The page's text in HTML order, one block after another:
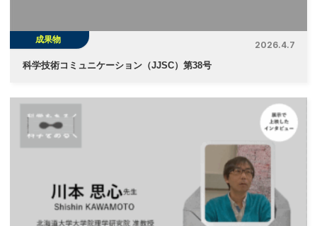
成果物
2026.4.7
科学技術コミュニケーション（JJSC）第38号